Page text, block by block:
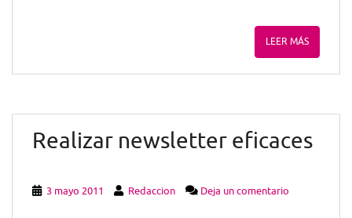
LEER MÁS
Realizar newsletter eficaces
3 mayo 2011 Redaccion Deja un comentario